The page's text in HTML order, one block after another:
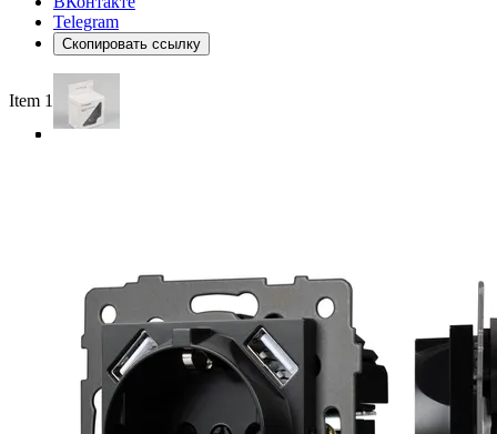
Telegram
Скопировать ссылку
Item 1 of 4